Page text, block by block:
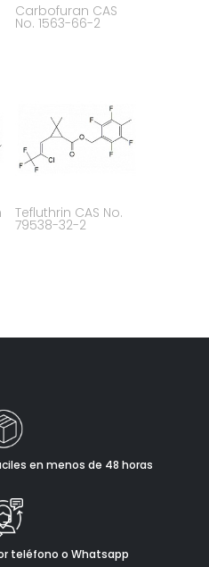
Carbofuran CAS
No. 1563-66-2
Tefluthrin CAS No.
79538-32-2
en menos de 48 horas
teléfono o Whatsapp